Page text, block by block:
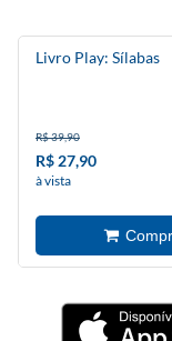
Livro Play: Sílabas
R$ 39,90
R$ 27,90
à vista